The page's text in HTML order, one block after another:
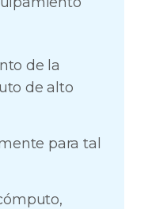
de la
de alto
para tal